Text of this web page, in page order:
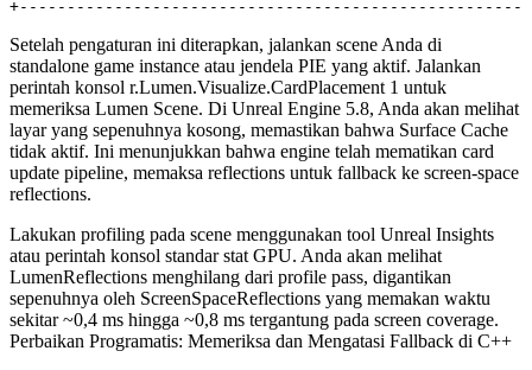
Setelah pengaturan ini diterapkan, jalankan scene Anda di
standalone game instance atau jendela PIE yang aktif. Jalankan
perintah konsol r.Lumen.Visualize.CardPlacement 1 untuk
memeriksa Lumen Scene. Di Unreal Engine 5.8, Anda akan melihat
layar yang sepenuhnya kosong, memastikan bahwa Surface Cache
tidak aktif. Ini menunjukkan bahwa engine telah mematikan card
update pipeline, memaksa reflections untuk fallback ke screen-space
reflections.
Lakukan profiling pada scene menggunakan tool Unreal Insights
atau perintah konsol standarstat GPU. Anda akan melihat
LumenReflections menghilang dari profile pass, digantikan
sepenuhnya oleh ScreenSpaceReflections yang memakan waktu
sekitar ~0,4 ms hingga ~0,8 ms tergantung pada screen coverage.
Perbaikan Programatis: Memeriksa dan Mengatasi Fallback di C++